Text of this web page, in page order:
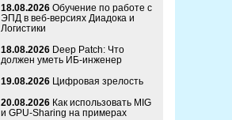
18.08.2026 Обучение по работе с
ЭПД в веб-версиях Диадока и
Логистики
18.08.2026 Deep Patch: Что
должен уметь ИБ-инженер
19.08.2026 Цифровая зрелость
20.08.2026 Как использовать MIG
и GPU-Sharing на примерах